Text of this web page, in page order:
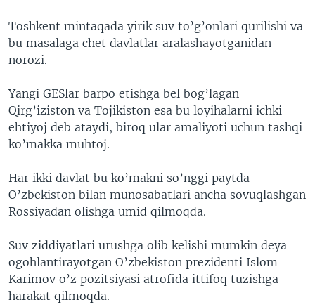
Toshkent mintaqada yirik suv to’g’onlari qurilishi va
bu masalaga chet davlatlar aralashayotganidan
norozi.
Yangi GESlar barpo etishga bel bog’lagan
Qirg’iziston va Tojikiston esa bu loyihalarni ichki
ehtiyoj deb ataydi, biroq ular amaliyoti uchun tashqi
ko’makka muhtoj.
Har ikki davlat bu ko’makni so’nggi paytda
O’zbekiston bilan munosabatlari ancha sovuqlashgan
Rossiyadan olishga umid qilmoqda.
Suv ziddiyatlari urushga olib kelishi mumkin deya
ogohlantirayotgan O’zbekiston prezidenti Islom
Karimov o’z pozitsiyasi atrofida ittifoq tuzishga
harakat qilmoqda.